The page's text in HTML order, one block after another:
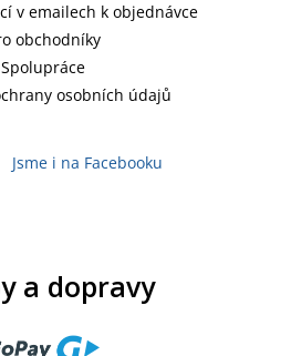
v emailech k objednávce
obchodníky
Spolupráce
osobních údajů
Jsme i na Facebooku
a dopravy